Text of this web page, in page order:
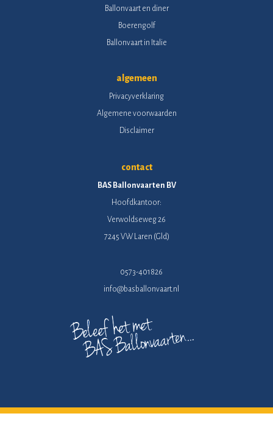
Ballonvaart en diner
Boerengolf
Ballonvaart in Italie
algemeen
Privacyverklaring
Algemene voorwaarden
Disclaimer
contact
BAS Ballonvaarten BV
Hoofdkantoor:
Verwoldseweg 26
7245 VW Laren (Gld)
0573-401826
info@basballonvaart.nl